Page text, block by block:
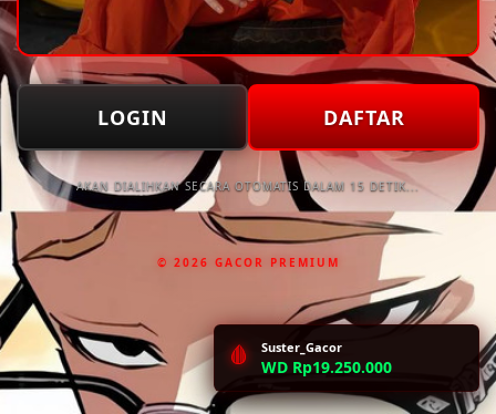
🩸 Suster_Gacor
WD Rp19.250.000
LOGIN DAFTAR
AKAN DIALIHKAN SECARA OTOMATIS DALAM 15 DETIK...
© 2026 GACOR PREMIUM